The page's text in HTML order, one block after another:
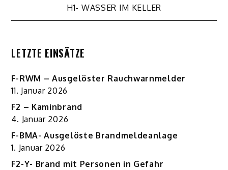
H1- WASSER IM KELLER
LETZTE EINSÄTZE
F-RWM – Ausgelöster Rauchwarnmelder
11. Januar 2026
F2 – Kaminbrand
4. Januar 2026
F-BMA- Ausgelöste Brandmeldeanlage
1. Januar 2026
F2-Y- Brand mit Personen in Gefahr